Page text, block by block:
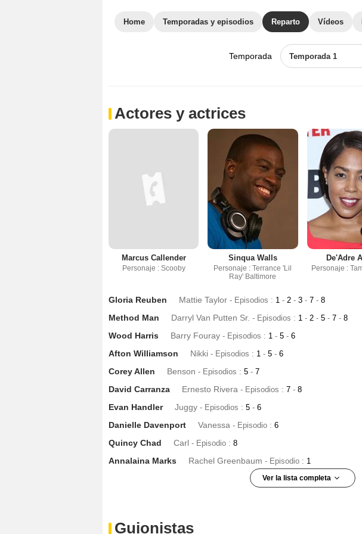
Home Temporadas y episodios Reparto Vídeos
Temporada Temporada 1
Actores y actrices
Marcus Callender
Personaje : Scooby
Sinqua Walls
Personaje : Terrance 'Lil
Ray' Baltimore
De'Adre
Personaje :
Gloria Reuben Mattie Taylor - Episodios : 1 - 2 - 3 - 7 - 8
Method Man Darryl Van Putten Sr. - Episodios : 1 - 2 - 5 - 7 - 8
Wood Harris Barry Fouray - Episodios : 1 - 5 - 6
Afton Williamson Nikki - Episodios : 1 - 5 - 6
Corey Allen Benson - Episodios : 5 - 7
David Carranza Ernesto Rivera - Episodios : 7 - 8
Evan Handler Juggy - Episodios : 5 - 6
Danielle Davenport Vanessa - Episodio : 6
Quincy Chad Carl - Episodio : 8
Annalaina Marks Rachel Greenbaum - Episodio : 1
Ver la lista completa
Guionistas